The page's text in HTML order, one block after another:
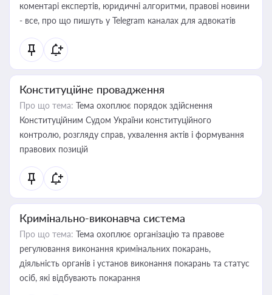
коментарі експертів, юридичні алгоритми, правові новини
- все, про що пишуть у Telegram каналах для адвокатів
Конституційне провадження
Про що тема: Тема охоплює порядок здійснення
Конституційним Судом України конституційного
контролю, розгляду справ, ухвалення актів і формування
правових позицій
Кримінально-виконавча система
Про що тема: Тема охоплює організацію та правове
регулювання виконання кримінальних покарань,
діяльність органів і установ виконання покарань та статус
осіб, які відбувають покарання